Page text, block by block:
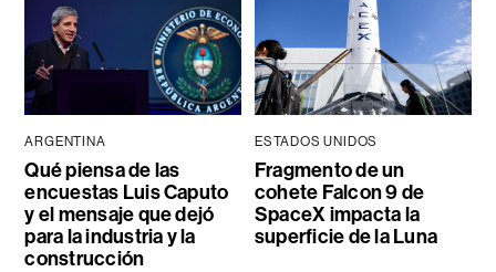
ARGENTINA
Qué piensa de las
encuestas Luis Caputo
y el mensaje que dejó
para la industria y la
construcción
ESTADOS UNIDOS
Fragmento de un
cohete Falcon 9 de
SpaceX impacta la
superficie de la Luna